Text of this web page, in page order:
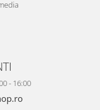
- 16:00